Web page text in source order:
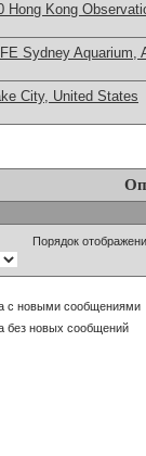
Hong Kong
Sydney Aquarium,
City, United States
Порядок
с новыми сообщениями
без новых сообщений